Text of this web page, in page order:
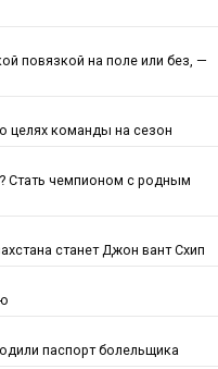
повязкой на поле или без, —
целях команды на сезон
Стать чемпионом с родным
станет Джон вант Схип
паспорт болельщика